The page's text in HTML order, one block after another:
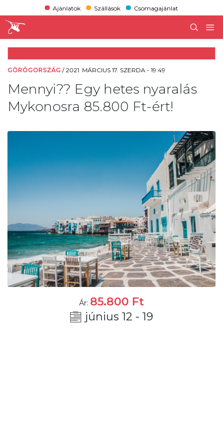
Ajánlatok Szállások Csomagajánlat
GÖRÖGORSZÁG /2021. MÁRCIUS 17. SZERDA - 19:49
Mennyi?? Egy hetes nyaralás
Mykonosra 85.800 Ft-ért!
Ár: 85.800 Ft
június 12 - 19